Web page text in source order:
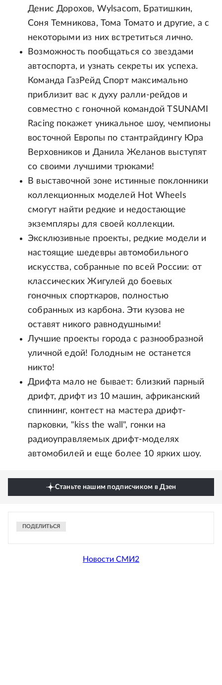
Денис Дорохов, Wylsacom, Братишкин,
Соня Темникова, Тома Томато и другие, а с
некоторыми из них встретиться лично.
Возможность пообщаться со звездами
автоспорта, и узнать секреты их успеха.
Команда ГазРейд Спорт максимально
приблизит вас к духу ралли-рейдов и
совместно с гоночной командой TSUNAMI
Racing покажет уникальное шоу, чемпионы
восточной Европы по стантрайдингу Юра
Верховников и Данила Желанов выступят
со своими лучшими трюками!
В выставочной зоне истинные поклонники
коллекционных моделей Hot Wheels
смогут найти редкие и недостающие
экземпляры для своей коллекции.
Эксклюзивные проекты, редкие модели и
настоящие шедевры автомобильного
искусства, собранные по всей России: от
классических Жигулей до боевых
гоночных спорткаров, полностью
собранных из карбона. Эти кузова не
оставят никого равнодушными!
Лучшие проекты города с разнообразной
уличной едой! Голодным не останется
никто!
Дрифта мало не бывает: близкий парный
дрифт, дрифт из 10 машин, африканский
спиннинг, контест на мастера дрифт-
парковки, "kiss the wall", гонки на
радиоуправляемых дрифт-моделях
автомобилей и еще более 10 ярких шоу.
Станьте нашим подписчиком в Дзен
ПОДЕЛИТЬСЯ
Новости СМИ2